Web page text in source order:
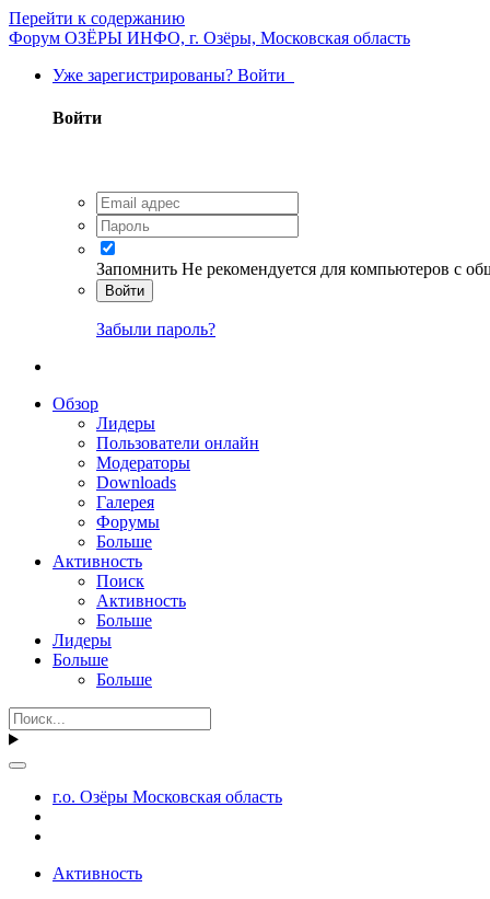
Перейти к содержанию
Форум ОЗЁРЫ ИНФО, г. Озёры, Московская область
Уже зарегистрированы? Войти
Войти
Запомнить Не рекомендуется для компьютеров с
Войти
Забыли пароль?
Обзор
Лидеры
Пользователи онлайн
Модераторы
Downloads
Галерея
Форумы
Больше
Активность
Поиск
Активность
Больше
Лидеры
Больше
Больше
г.о. Озёры Московская область
Активность